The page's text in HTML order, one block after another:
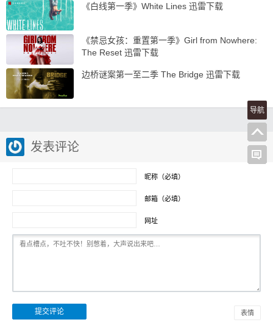
《白线第一季》White Lines 迅雷下载
《禁忌女孩：重置第一季》Girl from Nowhere:
The Reset 迅雷下载
边桥谜案第一至二季 The Bridge 迅雷下载
发表评论
昵称（必填）
邮箱（必填）
网址
表情
导航